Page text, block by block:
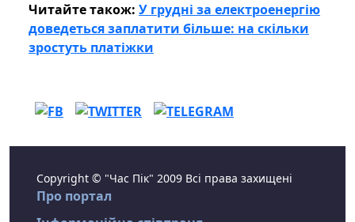
Читайте також: У грудні за електроенергію
доведеться заплатити більше: на скільки
зростуть платіжки
Copyright © "Час Пік" 2009 Всі права захищені
Про портал